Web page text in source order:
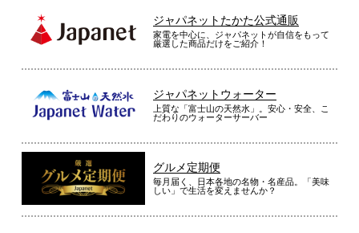
ジャパネットたかた公式通販
家電を中心に、ジャパネットが自信をもって
厳選した商品だけをご紹介！
ジャパネットウォーター
上質な「富士山の天然水」。安心・安全、こ
だわりのウォーターサーバー
グルメ定期便
毎月届く、日本各地の名物・名産品。「美味
しい」で生活を変えませんか？